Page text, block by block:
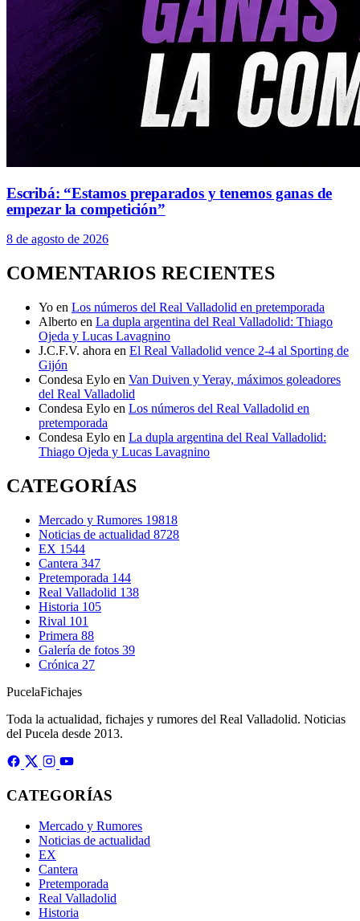
Escribá: “Estamos preparados y tenemos ganas de
empezar la competición”
8 de agosto de 2026
COMENTARIOS RECIENTES
Yo en Los números del Real Valladolid en pretemporada
Alberto en La dupla argentina del Real Valladolid: Thiago
Ojeda y Lucas Lavagnino
J.C.F.V. ahora en El Real Valladolid vence 2-4 al Sporting de
Gijón
Condesa Eylo en Van Duiven y Yeray, máximos goleadores
del Real Valladolid
Condesa Eylo en Los números del Real Valladolid en
pretemporada
Condesa Eylo en La dupla argentina del Real Valladolid:
Thiago Ojeda y Lucas Lavagnino
CATEGORÍAS
Mercado y Rumores 19818
Noticias de actualidad 8728
EX 1544
Cantera 347
Pretemporada 144
Real Valladolid 138
Historia 105
Rival 101
Primera 88
Galería de fotos 39
Crónica 27
PucelaFichajes
Toda la actualidad, fichajes y rumores del Real Valladolid. Noticias
del Pucela desde 2013.
CATEGORÍAS
Mercado y Rumores
Noticias de actualidad
EX
Cantera
Pretemporada
Real Valladolid
Historia